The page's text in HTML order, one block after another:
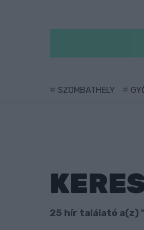
SZOMBATHELY
25 hír találató a(z)